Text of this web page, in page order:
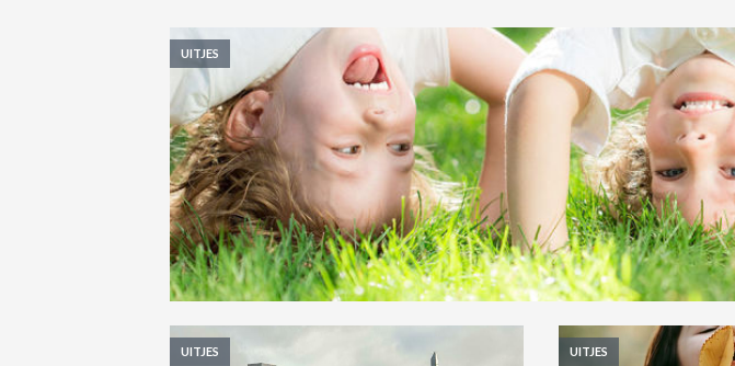
UITJES
UITJES UITJES